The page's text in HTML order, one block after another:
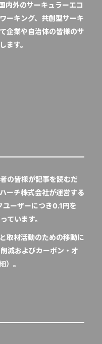
内外のサーキュラーエコ
ーキング、共創型サーキ
企業や自治体の皆様のサ
ます。
の皆様が記事を読むだ
ーチ株式会社が運営する
ユーザーにつき0.1円を
ています。
取材活動のための移動に
減およびカーボン・オ
）。